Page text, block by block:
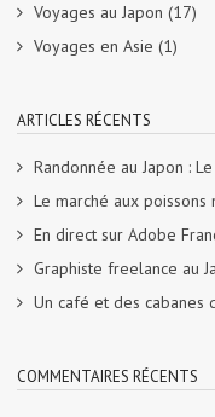
Voyages au Japon (17)
Voyages en Asie (1)
ARTICLES RÉCENTS
Randonnée au Japon :
Le marché aux poissons
En direct sur Adobe
Graphiste freelance au
Un café et des cabanes
COMMENTAIRES RÉCENTS